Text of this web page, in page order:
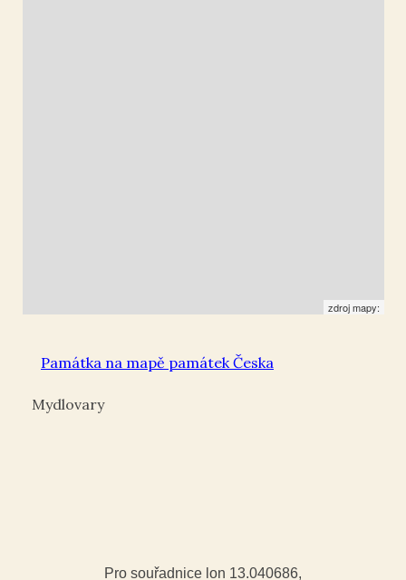
zdroj mapy:
Památka na mapě památek Česka
Mydlovary
Pro souřadnice lon 13.040686,